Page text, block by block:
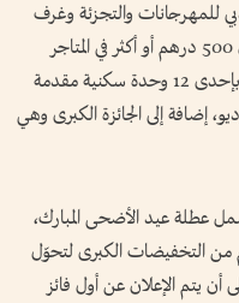
للمهرجانات والتجزئة وغرف
دبي، وتتيح الحملة للمتسوقين الذين ينفقون 500 درهم أو أكثر في المتاجر
المشاركة فرصة الدخول في السحوبات للفوز بإحدى 12 وحدة سكنية مقدمة
تشمل 11 شقة استوديو، إضافة إلى الجائزة الكبرى وهي
عطلة عيد الأضحى المبارك،
صيف دبي، إلى جانب حملة 3 أيام من التخفيضات الكبرى لتحوّل
أن يتم الإعلان عن أول فائز